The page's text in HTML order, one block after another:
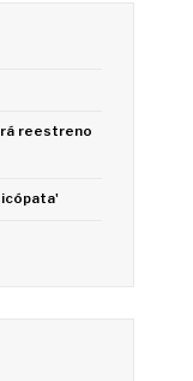
reestreno